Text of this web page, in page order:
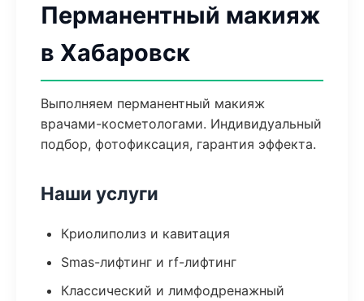
Перманентный макияж
в Хабаровск
Выполняем перманентный макияж
врачами-косметологами. Индивидуальный
подбор, фотофиксация, гарантия эффекта.
Наши услуги
Криолиполиз и кавитация
Smas-лифтинг и rf-лифтинг
Классический и лимфодренажный